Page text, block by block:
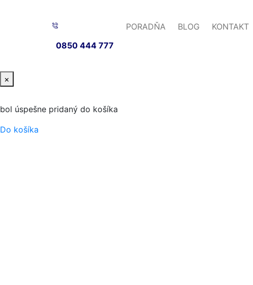
0850 444 777
PORADŇA BLOG KONTAKT
×
bol úspešne pridaný do košíka
Do košíka